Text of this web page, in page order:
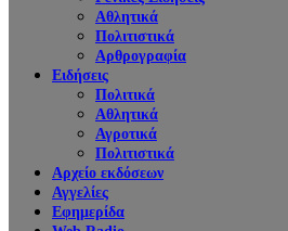
Αθλητικά
Πολιτιστικά
Αρθρογραφία
Ειδήσεις
Πολιτικά
Αθλητικά
Αγροτικά
Πολιτιστικά
Αρχείο εκδόσεων
Αγγελίες
Εφημερίδα